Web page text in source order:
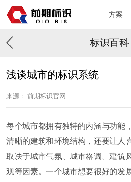
方案
标识百科
浅谈城市的标识系统
来源： 前期标识官网
每个城市都拥有独特的内涵与功能
清晰的建筑和环境结构，还要让人
取决于城市气氛、城市格调、建筑
观等因素。一个城市想要很好的发